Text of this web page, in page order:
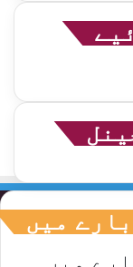
میں